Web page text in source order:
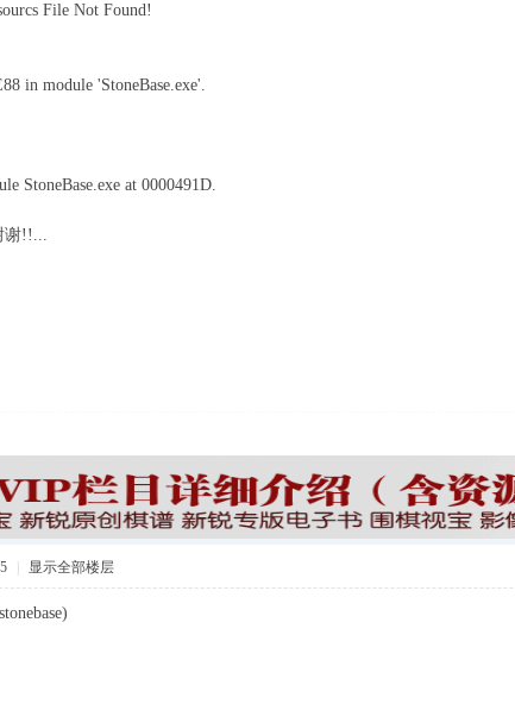
File Not Found!
in module 'StoneBase.exe'.
StoneBase.exe at 0000491D.
谢!!...
显示全部楼层